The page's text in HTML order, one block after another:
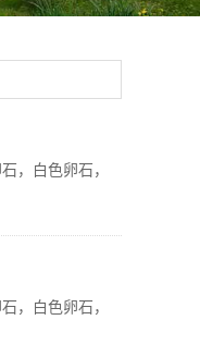
，白色卵石，
，白色卵石，